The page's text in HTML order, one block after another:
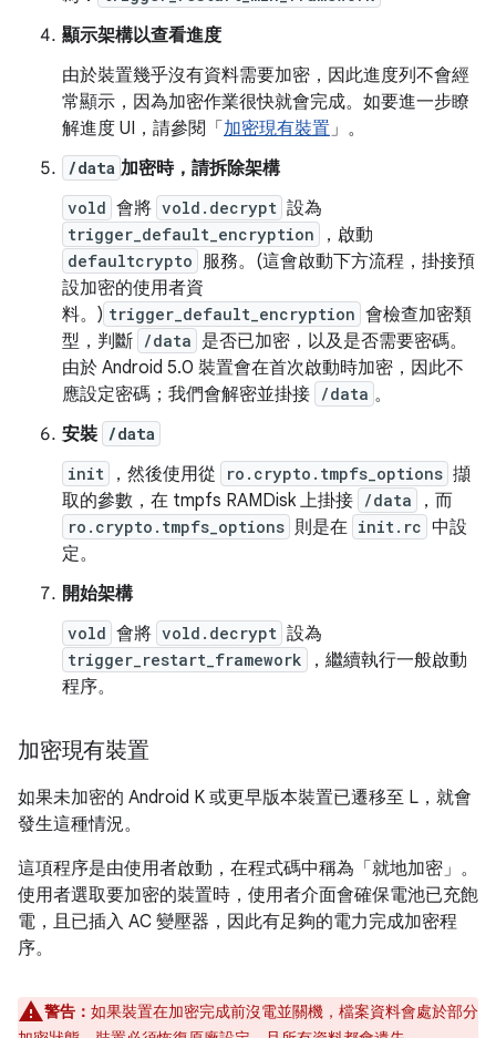
顯示架構以查看進度
由於裝置幾乎沒有資料需要加密，因此進度列不會經
常顯示，因為加密作業很快就會完成。如要進一步瞭
解進度 UI，請參閱「 加密現有裝置」。
/data 加密時，請拆除架構
vold 會將 vold.decrypt 設為
trigger_default_encryption ，啟動
defaultcrypto 服務。(這會啟動下方流程，掛接預
設加密的使用者資
料。) trigger_default_encryption 會檢查加密類
型，判斷 /data 是否已加密，以及是否需要密碼。
由於 Android 5.0 裝置會在首次啟動時加密，因此不
應設定密碼；我們會解密並掛接 /data 。
安裝 /data
init
，然後使用從 ro.crypto.tmpfs_options 擷
取的參數，在 tmpfs RAMDisk 上掛接 /data ，而
ro.crypto.tmpfs_options 則是在 init.rc 中設
定。
開始架構
vold 會將 vold.decrypt 設為
trigger_restart_framework
，繼續執行一般啟動
程序。
加密現有裝置
如果未加密的 Android K 或更早版本裝置已遷移至 L，就會
發生這種情況。
這項程序是由使用者啟動，在程式碼中稱為「就地加密」。
使用者選取要加密的裝置時，使用者介面會確保電池已充飽
電，且已插入 AC 變壓器，因此有足夠的電力完成加密程
序。
警告： 如果裝置在加密完成前沒電並關機，檔案資料會處於部分